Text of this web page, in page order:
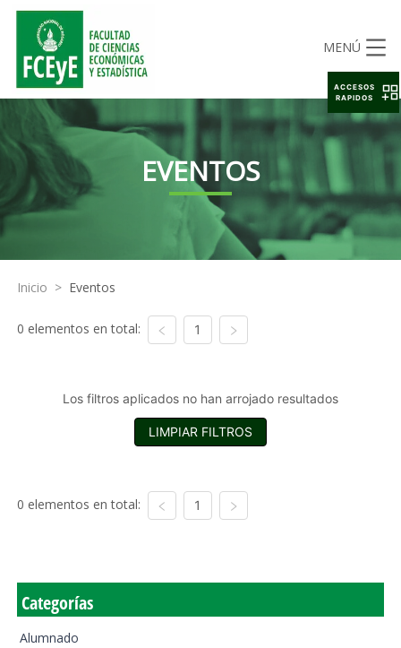
MENÚ
EVENTOS
Inicio > Eventos
0 elementos en total: 1
Los filtros aplicados no han arrojado resultados
LIMPIAR FILTROS
0 elementos en total: 1
Categorías
Alumnado
ACCESOS
RAPIDOS